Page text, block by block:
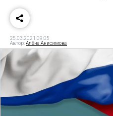
25.03.2021 09:05
Автор:Алёна Анисимова